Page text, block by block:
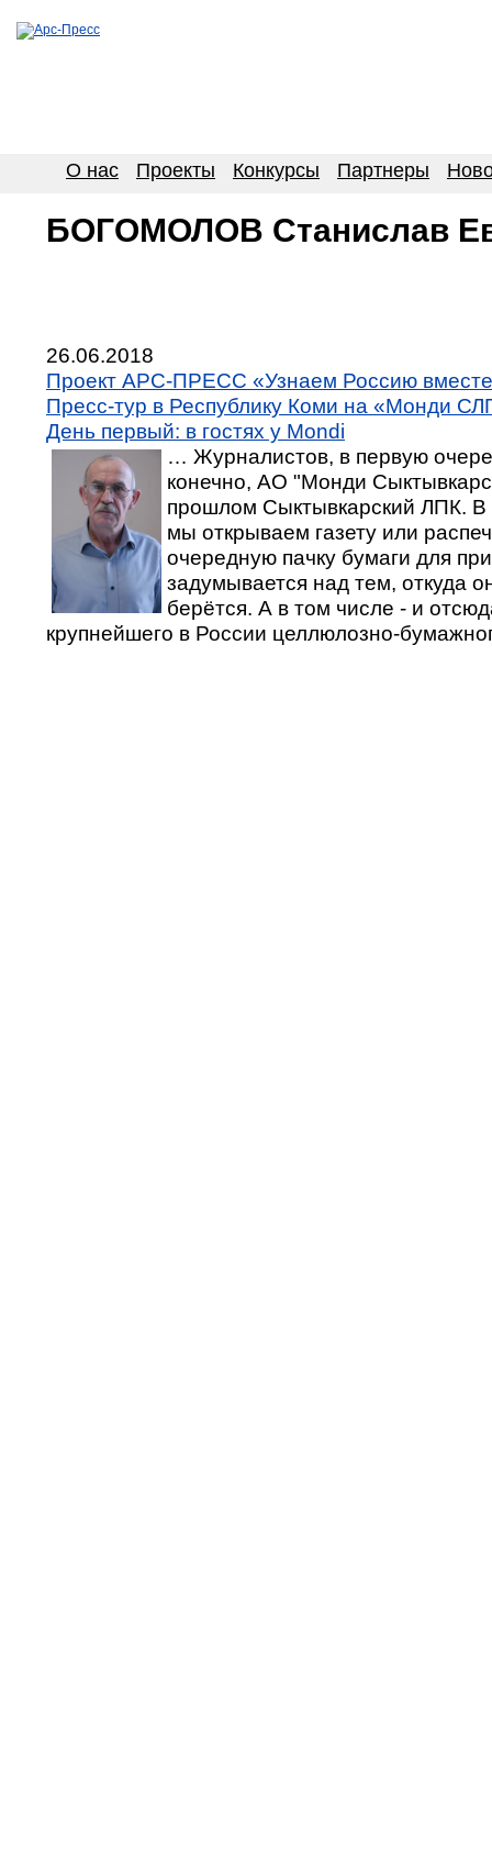
О нас Проекты Конкурсы Партнеры
БОГОМОЛОВ Станислав
26.06.2018
Проект АРС-ПРЕСС «Узнаем Россию
Пресс-тур в Республику Коми на «Монди
День первый: в гостях у Mondi
… Журналистов, в первую
конечно, АО "Монди
прошлом Сыктывкарский ЛПК. В
мы открываем газету или
очередную пачку бумаги для
задумывается над тем, откуда
берётся. А в том числе - и
крупнейшего в России целлюлозно-